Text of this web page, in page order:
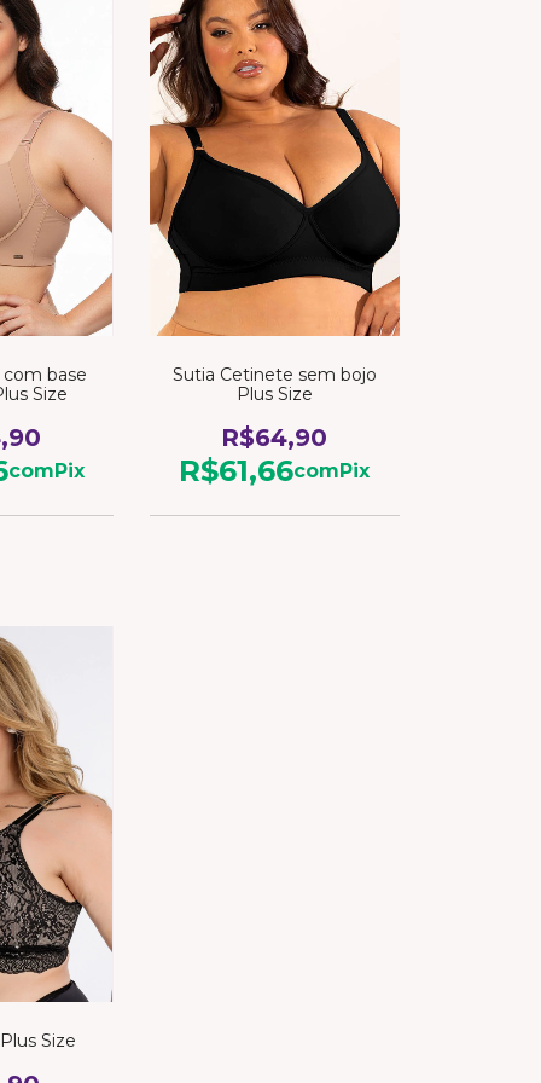
base
Size
com Pix
Sutia Cetinete sem bojo
Plus Size
R$64,90
R$61,66com Pix
Size